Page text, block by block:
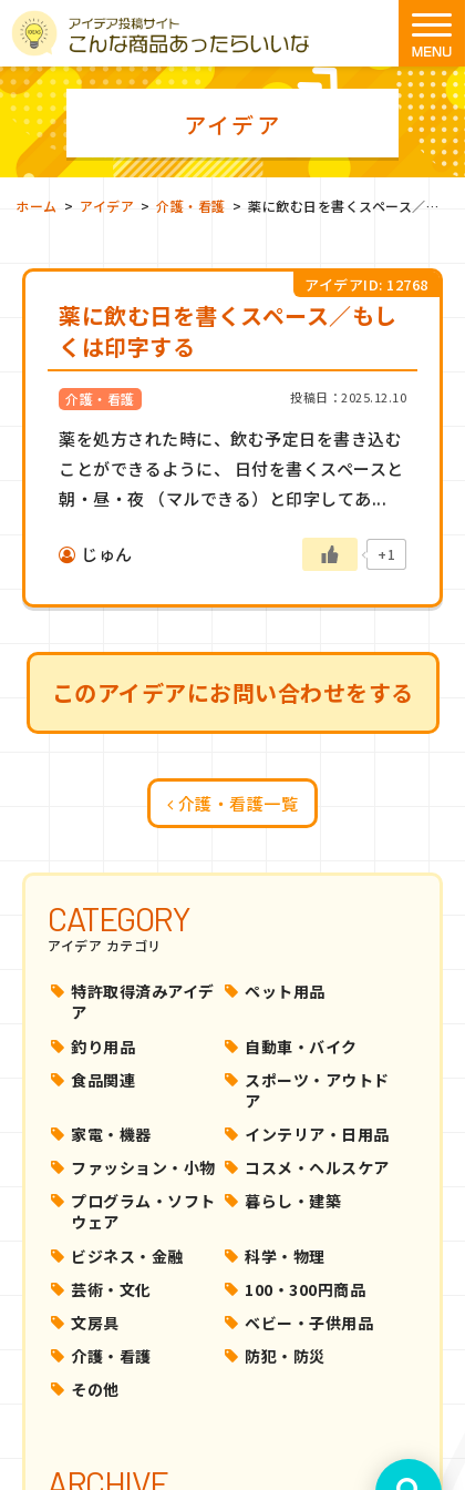
アイデア
ホーム > アイデア > 介護・看護 > 薬に飲む日を書くスペース／もしくは印字する
薬に飲む日を書くスペース／もし
くは印字する
アイデアID: 12768
介護・看護 投稿日：2025.12.10
薬を処方された時に、飲む予定日を書き込む
ことができるように、 日付を書くスペースと
朝・昼・夜 （マルできる）と印字してあ...
じゅん +1
このアイデアにお問い合わせをする
介護・看護一覧
CATEGORY
アイデア カテゴリ
特許取得済みアイデ
ア
ペット用品
釣り用品
自動車・バイク
食品関連
スポーツ・アウトド
ア
家電・機器
インテリア・日用品
ファッション・小物
コスメ・ヘルスケア
プログラム・ソフト
ウェア
暮らし・建築
ビジネス・金融
科学・物理
芸術・文化
100・300円商品
文房具
ベビー・子供用品
介護・看護
防犯・防災
その他
ARCHIVE